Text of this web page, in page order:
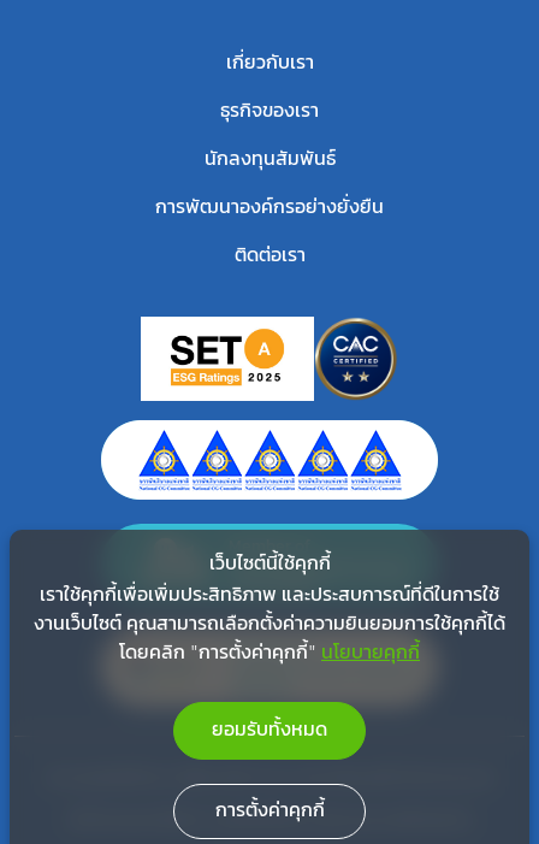
เกี่ยวกับเรา
ธุรกิจของเรา
นักลงทุนสัมพันธ์
การพัฒนาองค์กรอย่างยั่งยืน
ติดต่อเรา
Member of
Thai Renewable Energy
Association
Member of
Thailand Carbon Neutral
ข้อกำหนดและเงื่อนไข
แผนผังเว็บไซต์ นโยบายความเป็นส่วนตัว
เว็บไซต์นี้ใช้คุกกี้
เราใช้คุกกี้เพื่อเพิ่มประสิทธิภาพ และประสบการณ์ที่ดีในการใช้
งานเว็บไซต์ คุณสามารถเลือกตั้งค่าความยินยอมการใช้คุกกี้ได้
โดยคลิก "การตั้งค่าคุกกี้" นโยบายคุกกี้
ยอมรับทั้งหมด
การตั้งค่าคุกกี้